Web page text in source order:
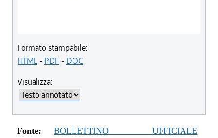
Formato stampabile:
HTML- PDF - DOC
Visualizza:
Fonte:
BOLLETTINO UFFICIALE